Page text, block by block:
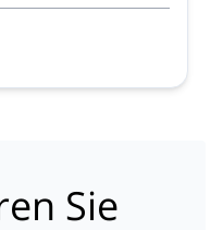
seine erstklassigen
Sie